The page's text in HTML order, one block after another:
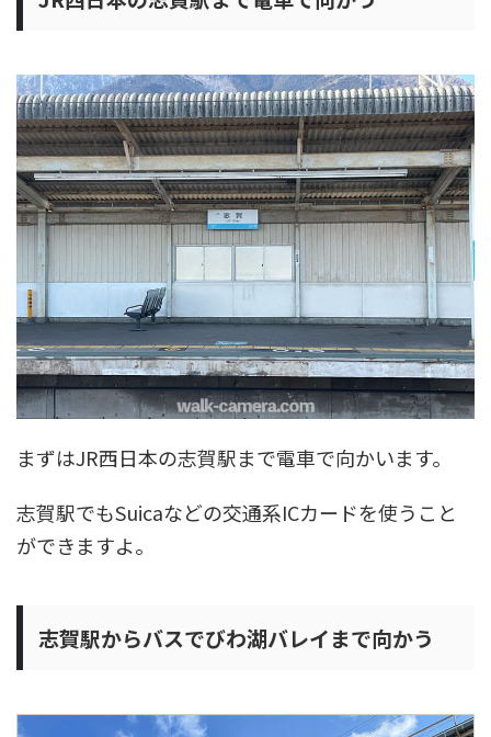
まずはJR西日本の志賀駅まで電車で向かいます。
志賀駅でもSuicaなどの交通系ICカードを使うこと
ができますよ。
志賀駅からバスでびわ湖バレイまで向かう